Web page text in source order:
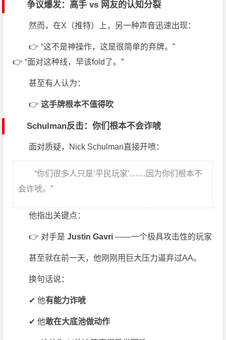
争议爆发：高手 vs 网友的认知分裂
然而，在X（推特）上，另一种声音迅速出现：
👉 “这不是神操作，这是很简单的弃牌。”
👉 “面对这种线，早该fold了。”
甚至有人认为：
👉这手牌根本不值得吹
Schulman反击：你们根本不会诈唬
面对质疑， Nick Schulman直接开喷：
“你们很多人只是‘平民玩家’……因为你们根本不
会诈唬。”
他指出关键点：
👉 对手是Justin Gavri ——一个极具攻击性的玩家
甚至就在前一天，他刚刚用巨大压力逼弃过AA。
换句话说：
✔ 他有能力诈唬
✔ 他敢在大底池做动作